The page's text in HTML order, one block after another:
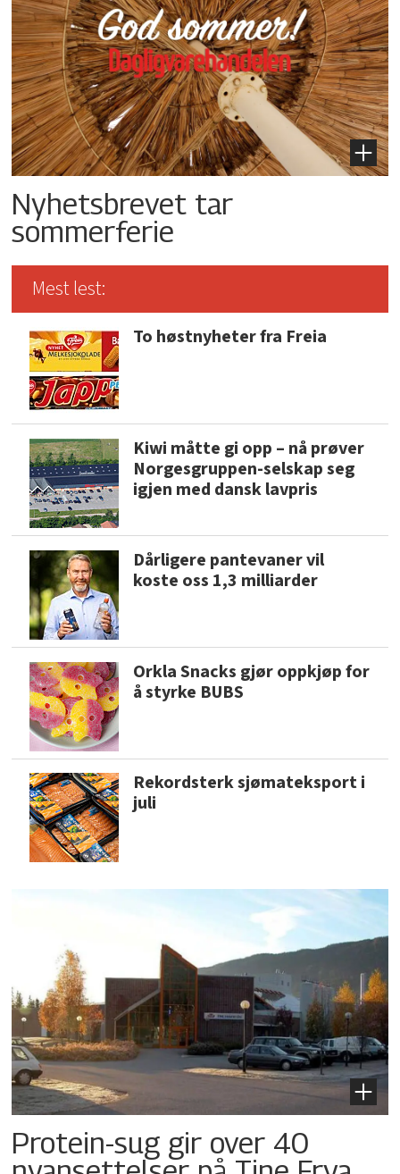
Nyhetsbrevet tar
sommerferie
Mest lest:
To høstnyheter fra Freia
Kiwi måtte gi opp – nå prøver
Norgesgruppen-selskap seg
igjen med dansk lavpris
Dårligere pantevaner vil
koste oss 1,3 milliarder
Orkla Snacks gjør oppkjøp for
å styrke BUBS
Rekordsterk sjømateksport i
juli
Protein-sug gir over 40